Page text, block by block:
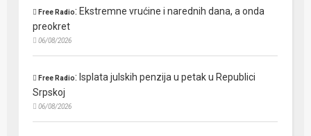
Free Radio: Ekstremne vrućine i narednih dana, a onda
preokret
06/08/2026
Free Radio: Isplata julskih penzija u petak u Republici
Srpskoj
06/08/2026